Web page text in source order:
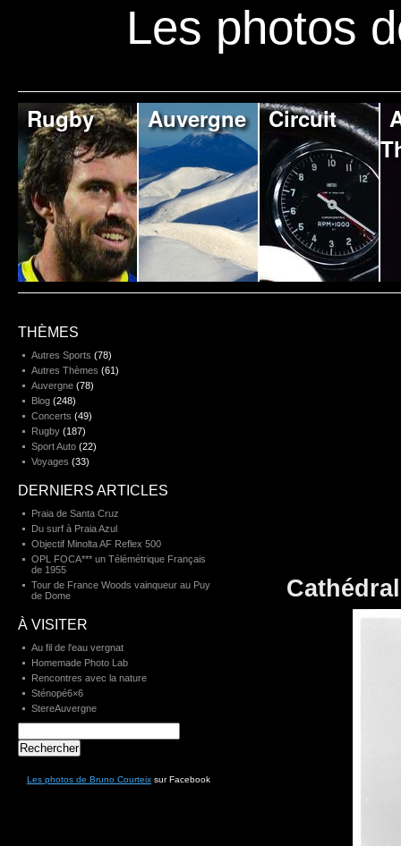
Les photos
Rugby Auvergne Circuit
THÈMES
Autres Sports (78)
Autres Thèmes (61)
Auvergne (78)
Blog (248)
Concerts (49)
Rugby (187)
Sport Auto (22)
Voyages (33)
DERNIERS ARTICLES
Praia de Santa Cruz
Du surf à Praia Azul
Objectif Minolta AF Reflex 500
OPL FOCA*** un Télémétrique Français
de 1955
Tour de France Woods vainqueur au Puy
de Dome
À VISITER
Au fil de l'eau vergnat
Homemade Photo Lab
Rencontres avec la nature
Sténopé6×6
StereAuvergne
Les photos de Bruno Courteix sur Facebook